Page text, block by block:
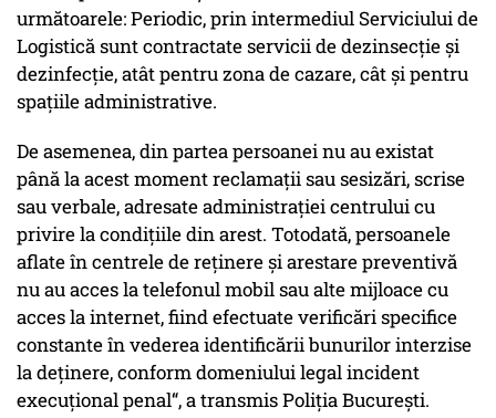
următoarele: Periodic, prin intermediul Serviciului de
Logistică sunt contractate servicii de dezinsecție și
dezinfecție, atât pentru zona de cazare, cât și pentru
spațiile administrative.
De asemenea, din partea persoanei nu au existat
până la acest moment reclamații sau sesizări, scrise
sau verbale, adresate administrației centrului cu
privire la condițiile din arest. Totodată, persoanele
aflate în centrele de reținere și arestare preventivă
nu au acces la telefonul mobil sau alte mijloace cu
acces la internet, fiind efectuate verificări specifice
constante în vederea identificării bunurilor interzise
la deținere, conform domeniului legal incident
execuțional penal“, a transmis Poliția București.